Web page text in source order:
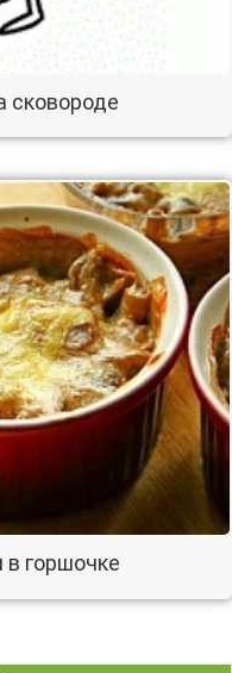
сковороде
в горшочке